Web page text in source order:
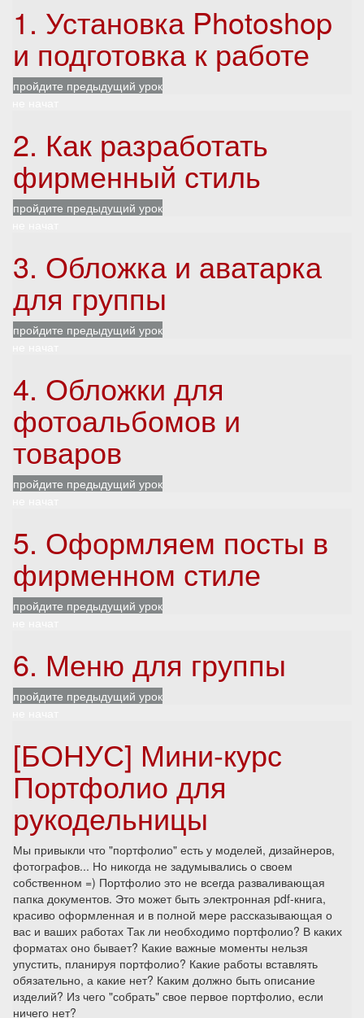
1. Установка Photoshop
и подготовка к работе
пройдите предыдущий урок
2. Как разработать
фирменный стиль
пройдите предыдущий урок
3. Обложка и аватарка
для группы
пройдите предыдущий урок
4. Обложки для
фотоальбомов и
товаров
пройдите предыдущий урок
5. Оформляем посты в
фирменном стиле
пройдите предыдущий урок
6. Меню для группы
пройдите предыдущий урок
[БОНУС] Мини-курс
Портфолио для
рукодельницы
Мы привыкли что "портфолио" есть у моделей, дизайнеров,
фотографов... Но никогда не задумывались о своем
собственном =) Портфолио это не всегда разваливающая
папка документов. Это может быть электронная pdf-книга,
красиво оформленная и в полной мере рассказывающая о
вас и ваших работах Так ли необходимо портфолио? В каких
форматах оно бывает? Какие важные моменты нельзя
упустить, планируя портфолио? Какие работы вставлять
обязательно, а какие нет? Каким должно быть описание
изделий? Из чего "собрать" свое первое портфолио, если
ничего нет?